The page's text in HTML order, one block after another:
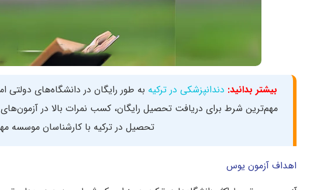
بیشتر بدانید: دندانپزشکی در ترکیه به طور رایگان در دانشگاه‌‌های دولتی
مهم‌‌ترین شرط برای دریافت تحصیل رایگان، کسب نمرات بالا در آزمون‌های
تحصیل در ترکیه با کارشناسان موسسه
اهداف آزمون یوس